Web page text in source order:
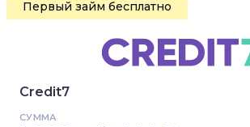
Первый займ бесплатно
Credit7
СУММА